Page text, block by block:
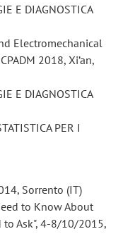
E DIAGNOSTICA
Electromechanical
2018, Xi’an,
E DIAGNOSTICA
PER I
Sorrento (IT)
to Know About
to Ask", 4-8/10/2015,